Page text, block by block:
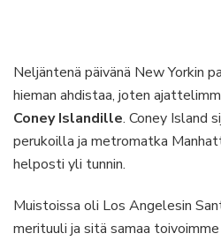
Neljäntenä päivänä New Yorkin
hieman ahdistaa, joten
Coney Islandille. Coney Island
perukoilla ja metromatka
helposti yli tunnin.
Muistoissa oli Los Angelesin
merituuli ja sitä samaa